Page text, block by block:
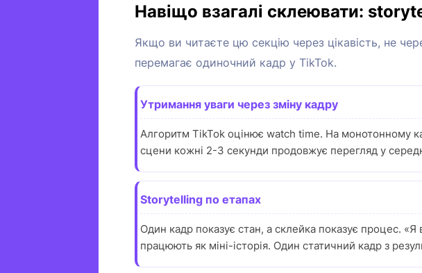
Навіщо взагалі склеювати:
Якщо ви читаєте цю секцію через цікавість, не
перемагає одиночний кадр у TikTok.
Утримання уваги через зміну кадру
Алгоритм TikTok оцінює watch time. На монотонному
сцени кожні 2-3 секунди продовжує перегляд у
Storytelling по етапах
Один кадр показує стан, а склейка показує процес. «Я
працюють як міні-історія. Один статичний кадр з